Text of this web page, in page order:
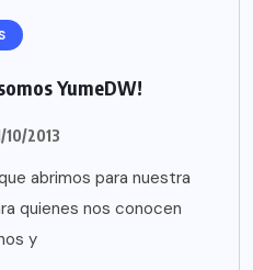
YumeDW!
10/2013
abrimos para nuestra
quienes nos conocen
y